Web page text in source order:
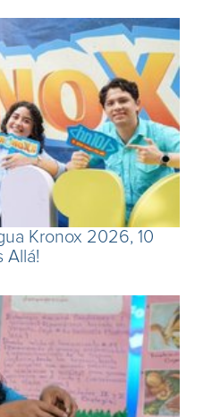
Kronox 2026, 10
Allá!